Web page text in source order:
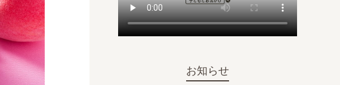
お知らせ